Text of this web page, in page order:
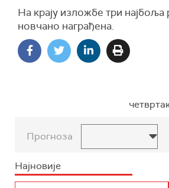
На крају изложбе три најбоља
новчано награђена.
Прогноза
Најновије